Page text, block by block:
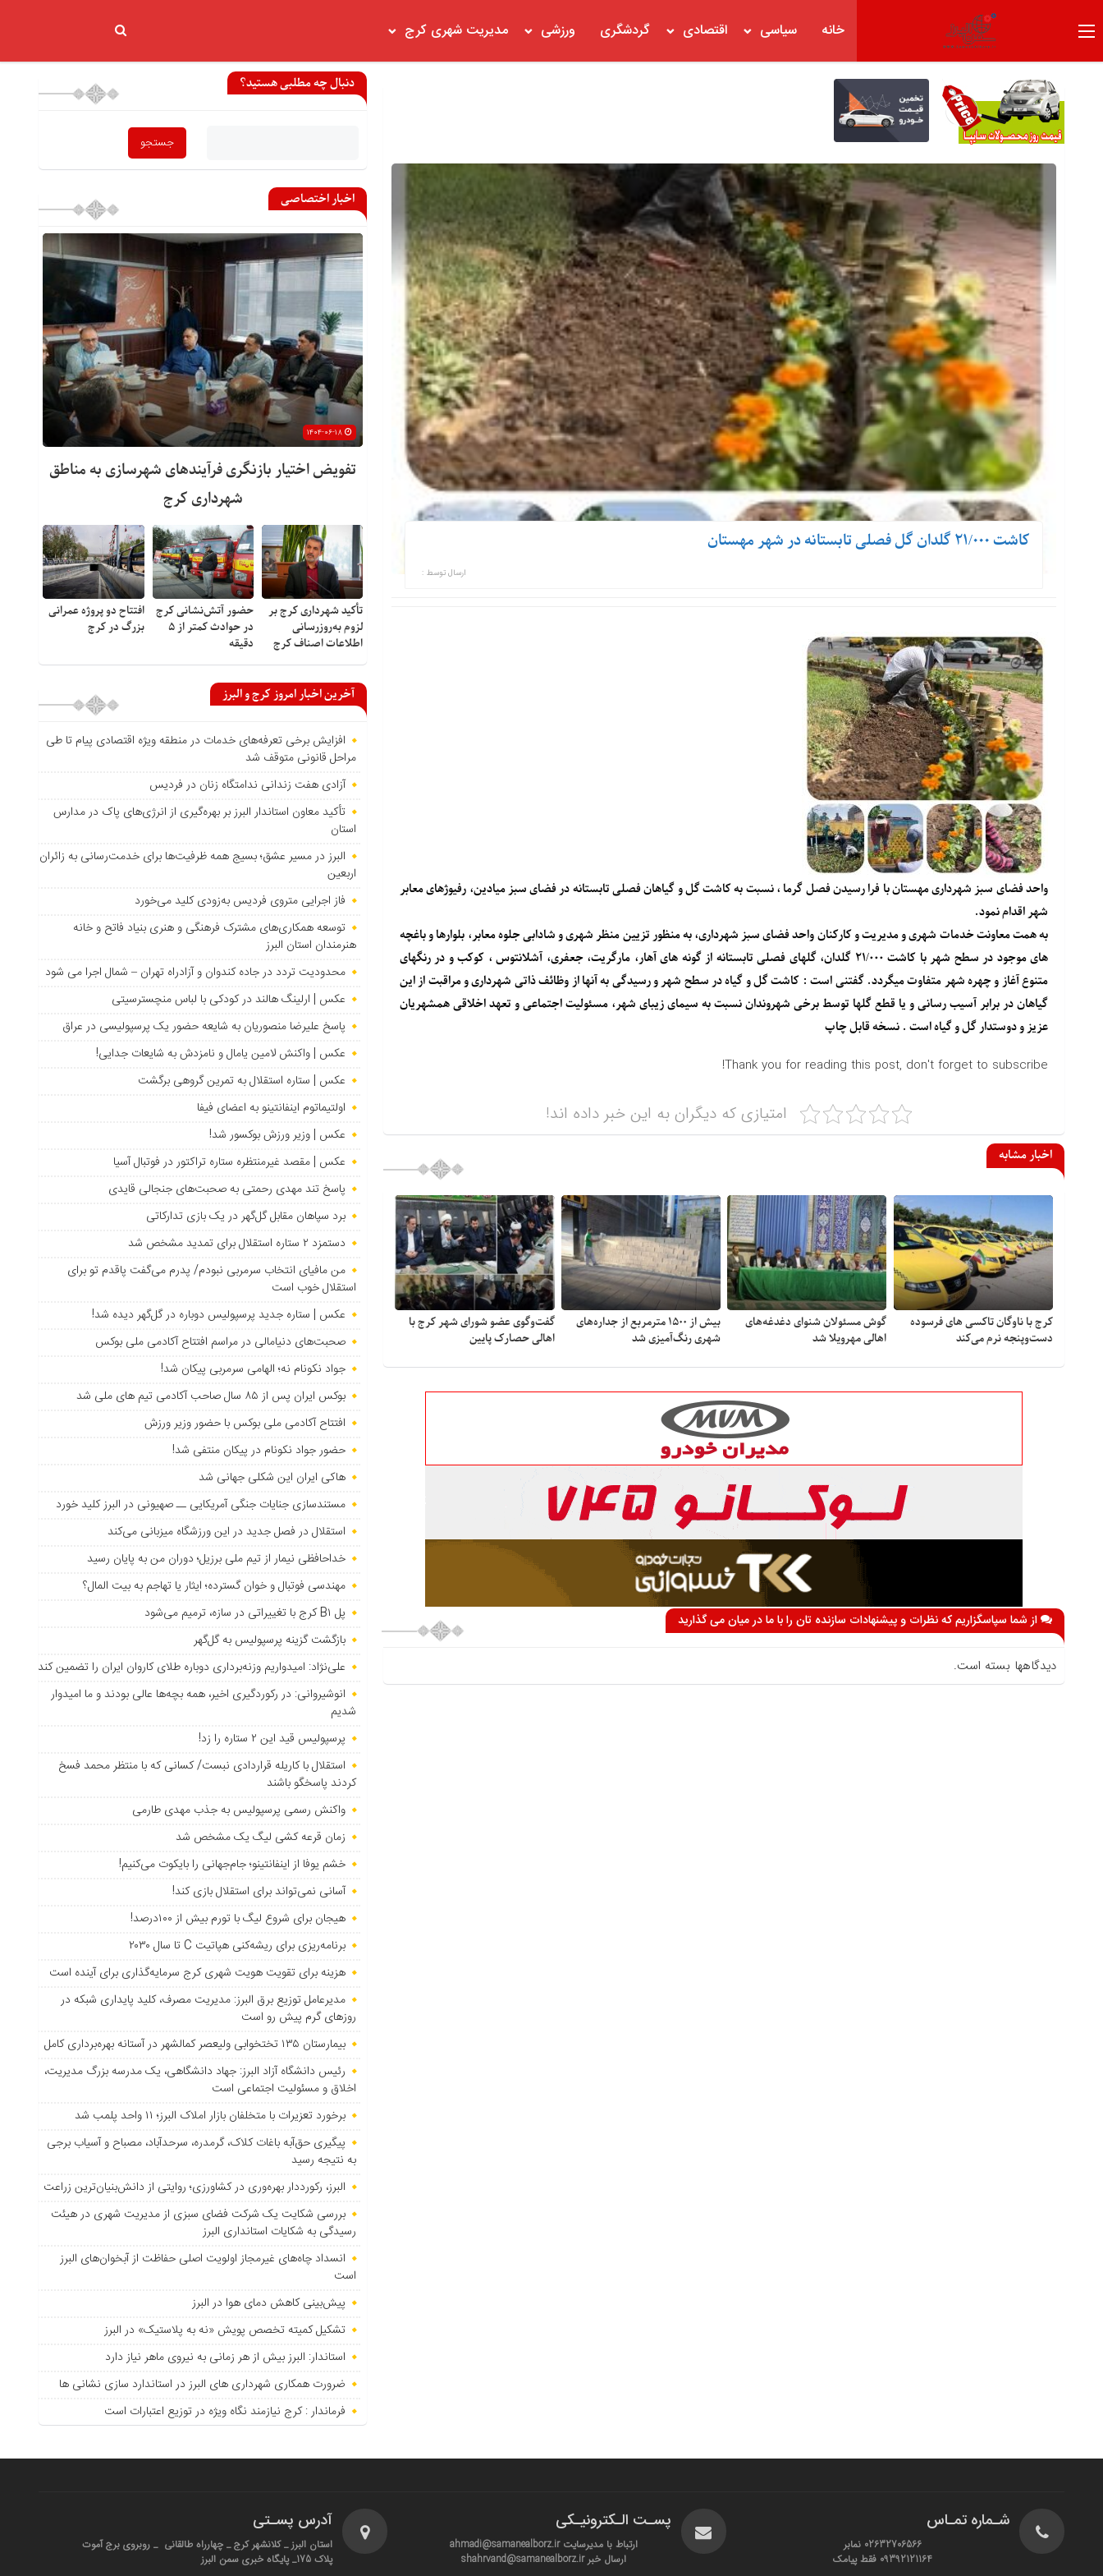
خانه سیاسی اقتصادی گردشگری ورزشی مدیریت شهری کرج
کاشت ۲۱/۰۰۰ گلدان گل فصلی تابستانه در شهر مهستان
ارسال توسط :
واحد فضای سبز شهرداری مهستان با فرا رسیدن فصل گرما ، نسبت به کاشت گل و گیاهان فصلی تابستانه در فضای سبز میادین، رفیوژهای معابر
شهر اقدام نمود.
به همت معاونت خدمات شهری و مدیریت و کارکنان واحد فضای سبز شهرداری، به منظور تزیین منظر شهری و شادابی جلوه معابر، بلوارها و باغچه
های موجود در سطح شهر با کاشت ۲۱/۰۰۰ گلدان، گلهای فصلی تابستانه از گونه های آهار، مارگریت، جعفری، آشلانتوس ، کوکب و در رنگهای
متنوع آغاز و چهره شهر متفاوت میگردد. گفتنی است : کاشت گل و گیاه در سطح شهر و رسیدگی به آنها از وظائف ذاتی شهرداری و مراقبت از این
گیاهان در برابر آسیب رسانی و یا قطع گلها توسط برخی شهروندان نسبت به سیمای زیبای شهر، مسئولیت اجتماعی و تعهد اخلاقی همشهریان
عزیز و دوستدار گل و گیاه است . نسخه قابل چاپ
Thank you for reading this post, don't forget to subscribe!
امتیازی که دیگران به این خبر داده اند!
اخبار مشابه
کرج با ناوگان تاکسی های فرسوده
دست‌وپنجه نرم می‌کند
گوش مسئولان شنوای دغدغه‎‌های
اهالی مهرویلا شد
بیش از ۱۵۰۰ مترمربع از جداره‌های
شهری رنگ‌آمیزی شد
گفت‌وگوی عضو شورای شهر کرج با
اهالی حصارک پایین
از شما سپاسگزاریم که نظرات و پیشنهادات سازنده تان را با ما در میان می گذارید
دیدگاهها بسته است.
دنبال چه مطلبی هستید؟
اخبار اختصاصی
تفویض اختیار بازنگری فرآیندهای شهرسازی به مناطق
شهرداری کرج
تأکید شهرداری کرج بر
لزوم به‌روزرسانی
اطلاعات اصناف کرج
حضور آتش‌نشانی کرج
در حوادث کمتر از ۵
دقیقه
افتتاح دو پروژه عمرانی
بزرگ در کرج
آخرین اخبار امروز کرج و البرز
افزایش برخی تعرفه‌های خدمات در منطقه ویژه اقتصادی پیام تا طی
مراحل قانونی متوقف شد
آزادی هفت زندانی ندامتگاه زنان در فردیس
تأکید معاون استاندار البرز بر بهره‌گیری از انرژی‌های پاک در مدارس
استان
البرز در مسیر عشق؛ بسیج همه ظرفیت‌ها برای خدمت‌رسانی به زائران
اربعین
فاز اجرایی متروی فردیس به‌زودی کلید می‌خورد
توسعه همکاری‌های مشترک فرهنگی و هنری بنیاد فاتح و خانه
هنرمندان استان البرز
محدودیت تردد در جاده کندوان و آزادراه تهران – شمال اجرا می شود
عکس | ارلینگ هالند در کودکی با لباس منچسترسیتی
پاسخ علیرضا منصوریان به شایعه حضور یک پرسپولیسی در عراق
عکس | واکنش لامین یامال و نامزدش به شایعات جدایی!
عکس | ستاره استقلال به تمرین گروهی برگشت
اولتیماتوم اینفانتینو به اعضای فیفا
عکس | وزیر ورزش بوکسور شد!
عکس | مقصد غیرمنتظره ستاره تراکتور در فوتبال آسیا
پاسخ تند مهدی رحمتی به صحبت‌های جنجالی قایدی
برد سپاهان مقابل گل‌گهر در یک بازی تدارکاتی
دستمزد ۲ ستاره استقلال برای تمدید مشخص شد
من مافیای انتخاب سرمربی نبودم/ پدرم می‌گفت پاقدم تو برای
استقلال خوب است
عکس | ستاره جدید پرسپولیس دوباره در گل‌گهر دیده شد!
صحبت‌های دنیامالی در مراسم افتتاح آکادمی ملی بوکس
جواد نکونام نه؛ الهامی سرمربی پیکان شد!
بوکس ایران پس از ۸۵ سال صاحب آکادمی تیم های ملی شد
افتتاح آکادمی ملی بوکس با حضور وزیر ورزش
حضور جواد نکونام در پیکان منتفی شد!
هاکی ایران این شکلی جهانی شد
مستندسازی جنایات جنگی آمریکایی ــ صهیونی در البرز کلید خورد
استقلال در فصل جدید در این ورزشگاه میزبانی می‌کند
خداحافظی نیمار از تیم ملی برزیل؛ دوران من به پایان رسید
مهندسی فوتبال و خوان گسترده؛ ایثار یا تهاجم به بیت المال؟
پل B۱ کرج با تغییراتی در سازه، ترمیم می‌شود
بازگشت گزینه پرسپولیس به ‌گل‌گهر
علی‌نژاد: امیدواریم وزنه‌برداری دوباره طلای کاروان ایران را تضمین کند
انوشیروانی: در رکوردگیری اخیر، همه بچه‌ها عالی بودند و ما امیدوار
شدیم
پرسپولیس قید این ۲ ستاره را زد!
استقلال با کاریله قراردادی نبست/ کسانی که با منتظر محمد فسخ
کردند پاسخگو باشند
واکنش رسمی پرسپولیس به جذب مهدی طارمی
زمان قرعه کشی لیگ یک مشخص شد
خشم یوفا از اینفانتینو؛ جام‌جهانی را بایکوت می‌کنیم!
آسانی نمی‌تواند برای استقلال بازی کند!
هیجان برای شروع لیگ با تورم بیش از ۱۰۰درصد!
برنامه‌ریزی برای ریشه‌کنی هپاتیت C تا سال ۲۰۳۰
هزینه برای تقویت هویت شهری کرج سرمایه‌گذاری برای آینده است
مدیرعامل توزیع برق البرز: مدیریت مصرف، کلید پایداری شبکه در
روزهای گرم پیش رو است
بیمارستان ۱۳۵ تختخوابی ولیعصر کمالشهر در آستانه بهره‌برداری کامل
رئیس دانشگاه آزاد البرز: جهاد دانشگاهی، یک مدرسه بزرگ مدیریت،
اخلاق و مسئولیت اجتماعی است
برخورد تعزیرات با متخلفان بازار املاک البرز؛ ۱۱ واحد پلمب شد
پیگیری حق‌آبه باغات کلاک، گرمدره، سرحدآباد، مصباح و آسیاب برجی
به نتیجه رسید
البرز، رکورددار بهره‌وری در کشاورزی؛ روایتی از دانش‌بنیان‌ترین زراعت
بررسی شکایت یک شرکت فضای سبزی از مدیریت شهری در هیئت
رسیدگی به شکایات استانداری البرز
انسداد چاه‌های غیرمجاز اولویت اصلی حفاظت از آبخوان‌های البرز
است
پیش‌بینی کاهش دمای هوا در البرز
تشکیل کمیته تخصص پویش «نه به پلاستیک» در البرز
استاندار: البرز بیش از هر زمانی به نیروی ماهر نیاز دارد
ضرورت همکاری شهرداری های البرز در استاندارد سازی نشانی ها
فرماندار : کرج نیازمند نگاه ویژه در توزیع اعتبارات است
شـماره تمـاس
02632706566 نمابر
09392121164 فقط پیامک
پسـت الـکترونیـکی
ارتباط با مدیرسایت ahmadi@samanealborz.ir
ارسال خبر shahrvand@samanealborz.ir
آدرس پسـتی
استان البرز _ کلانشهر کرج _ چهارراه طالقانی _ روبروی برج آموت
پلاک 175_ پایگاه خبری سمن البرز